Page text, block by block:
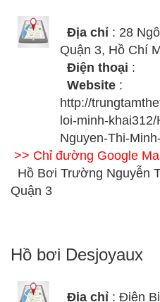
Địa chỉ : 28
Quận 3, Hồ Chí
Điện thoại :
Website :
http://
loi-minh-
Nguyen-Thi-
>> Chỉ đường Google
Hồ Bơi Trường Nguyễn
Quận 3
Hồ bơi Desjoyaux
Địa chỉ : Điện